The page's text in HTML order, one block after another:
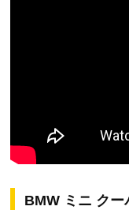
BMW ミニ クー